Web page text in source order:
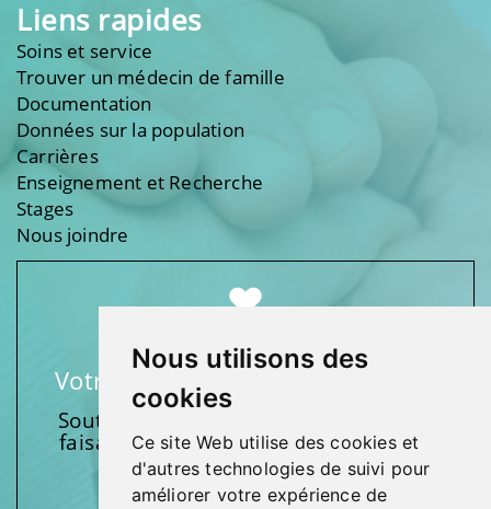
Nous utilisons des
cookies
Ce site Web utilise des cookies et
d'autres technologies de suivi pour
améliorer votre expérience de
Liens rapides
Soins et service
Trouver un médecin de famille
Documentation
Données sur la population
Carrières
Enseignement et Recherche
Stages
Nous joindre
Votre soutien fait une différence
Soutenez l’une de nos fondations en
faisant un don et en participant aux
activités.
Donnez généreusement!